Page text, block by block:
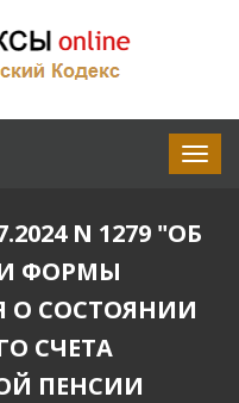
N 1279 "ОБ
ФОРМЫ
СОСТОЯНИИ
СЧЕТА
ПЕНСИИ